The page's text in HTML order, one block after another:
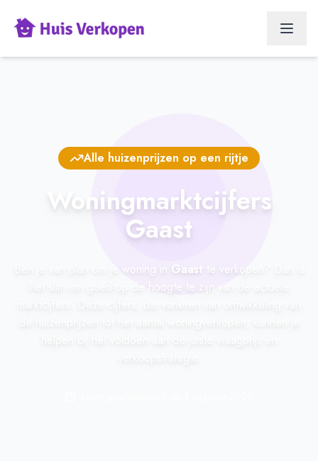
Alle huizenprijzen op een rijtje
Woningmarktcijfers
Gaast
Ben je van plan om je woning in Gaast te verkopen? Dan is
het slim om goed op de hoogte te zijn van de actuele